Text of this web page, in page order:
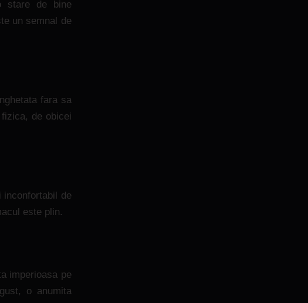
stare de bine
un semnal de
fara sa
de obicei
inconfortabil de
este plin.
imperioasa pe
o anumita